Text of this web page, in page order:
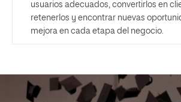
usuarios adecuados, convertirlos en
retenerlos y encontrar nuevas
mejora en cada etapa del negocio.